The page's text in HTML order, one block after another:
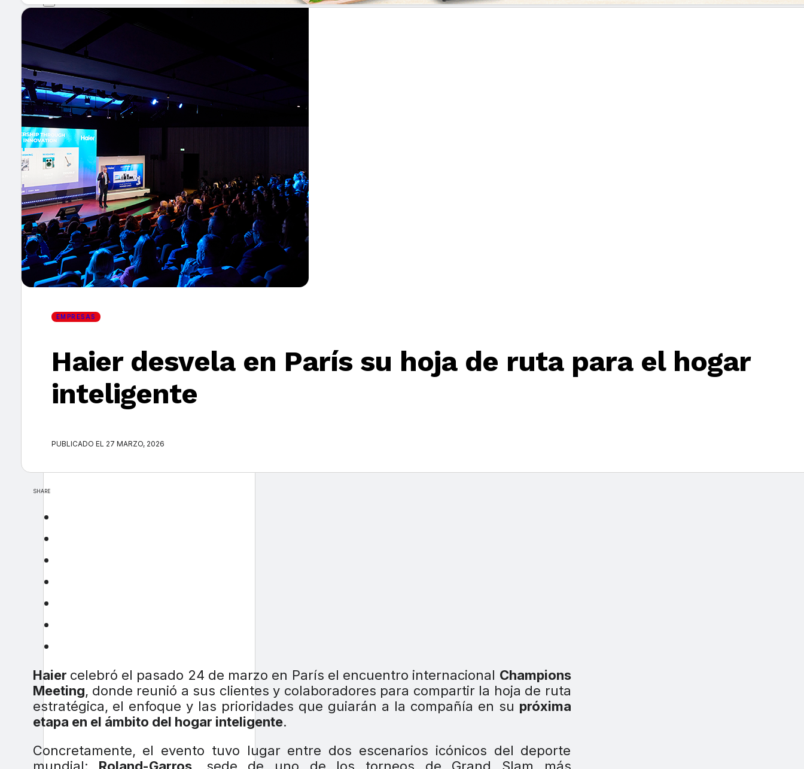
Encuentra tu noticia
Buscar
×
EMPRESAS
Haier desvela en París su hoja de ruta para el hogar
inteligente
PUBLICADO EL 27 MARZO, 2026
SHARE
Haier celebró el pasado 24 de marzo en París el encuentro internacional Champions
Meeting, donde reunió a sus clientes y colaboradores para compartir la hoja de ruta
estratégica, el enfoque y las prioridades que guiarán a la compañía en su próxima
etapa en el ámbito del hogar inteligente.
Concretamente, el evento tuvo lugar entre dos escenarios icónicos del deporte